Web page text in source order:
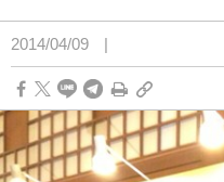
2014/04/09 |